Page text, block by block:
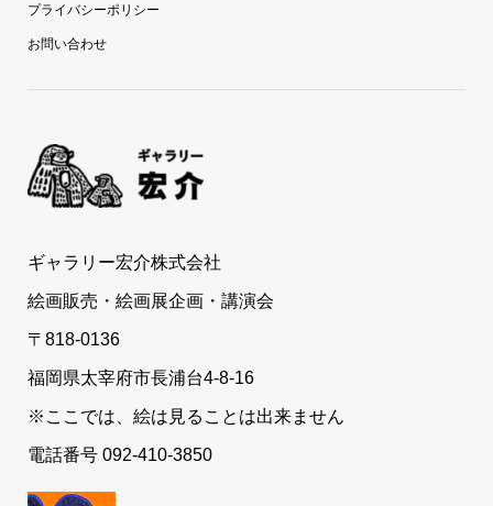
プライバシーポリシー
お問い合わせ
ギャラリー宏介株式会社
絵画販売・絵画展企画・講演会
〒818-0136
福岡県太宰府市長浦台4-8-16
※ここでは、絵は見ることは出来ません
電話番号 092-410-3850